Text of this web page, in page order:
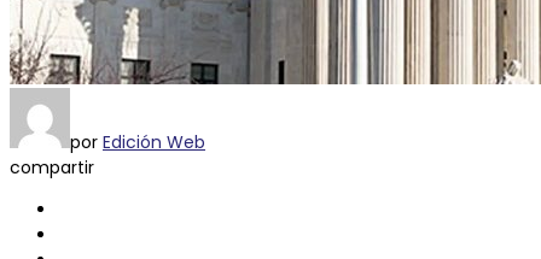
por Edición Web
compartir